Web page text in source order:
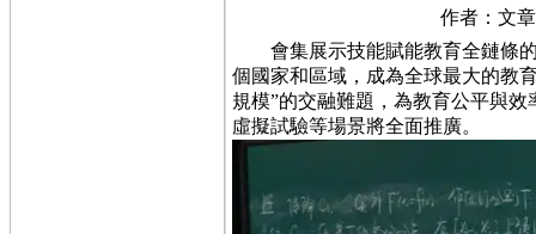
作者：文
會集展示技能賦能教育全鏈條的實踐成
個國家和區域，成為全球最大的
規模”的交融難題，為教育公平與效
虛擬試驗等場景將全面推廣。